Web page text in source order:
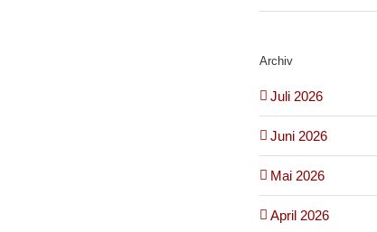
Archiv
Juli 2026
Juni 2026
Mai 2026
April 2026